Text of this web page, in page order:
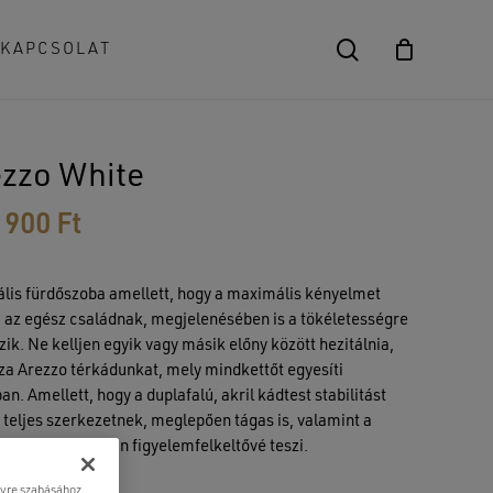
KAPCSOLAT search
White
Ft
fürdőszoba amellett, hogy a maximális kényelmet
az egész családnak, megjelenésében is a tökéletességre
Ne kelljen egyik vagy másik előny között hezitálnia,
Arezzo térkádunkat, mely mindkettőt egyesíti
Amellett, hogy a duplafalú, akril kádtest stabilitást
teljes szerkezetnek, meglepően tágas is, valamint a
forma igazán figyelemfelkeltővé teszi.